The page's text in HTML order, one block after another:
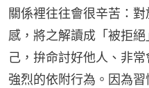
關係裡往往會很辛苦：
感，將之解讀成「被拒
己，拚命討好他人、非
強烈的依附行為。因為